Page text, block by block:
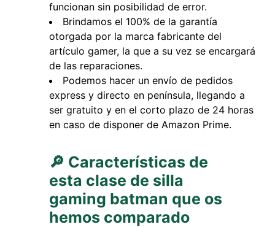
funcionan sin posibilidad de error.
Brindamos el 100% de la garantía
otorgada por la marca fabricante del
artículo gamer, la que a su vez se encargará
de las reparaciones.
Podemos hacer un envío de pedidos
express y directo en península, llegando a
ser gratuito y en el corto plazo de 24 horas
en caso de disponer de Amazon Prime.
🔎 Características de
esta clase de silla
gaming batman que os
hemos comparado